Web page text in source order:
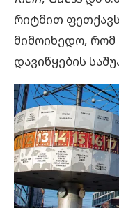
რიტმით
მიმოიხედო, რომ
დავიწყების